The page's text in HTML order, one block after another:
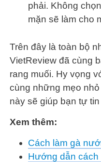
phải. Không
mặn sẽ làm cho
Trên đây là toàn bộ
VietReview đã cùng
rang muối. Hy vọng
cùng những mẹo
này sẽ giúp bạn tự
Xem thêm:
Cách làm gà
Hướng dẫn cách